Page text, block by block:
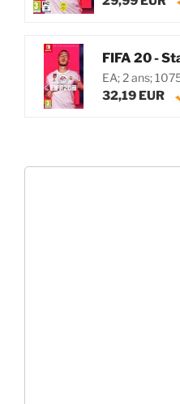
FIFA 20 -
EA; 2 ans;
32,19 EUR